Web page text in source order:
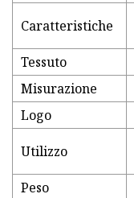
Caratteristiche
Tessuto
Misurazione
Logo
Utilizzo
Peso